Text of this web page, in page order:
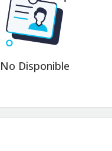
No Disponible